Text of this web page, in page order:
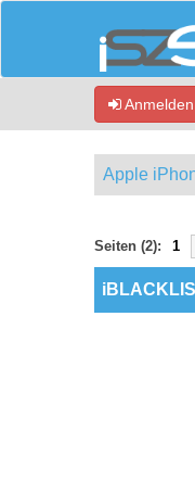
Anmelden
Apple
Seiten (2): 1
- 0 im